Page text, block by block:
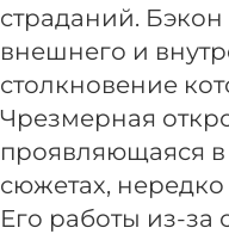
страданий.
внешнего и
столкновение
Чрезмерная
проявляющаяся
сюжетах,
Его работы из-за